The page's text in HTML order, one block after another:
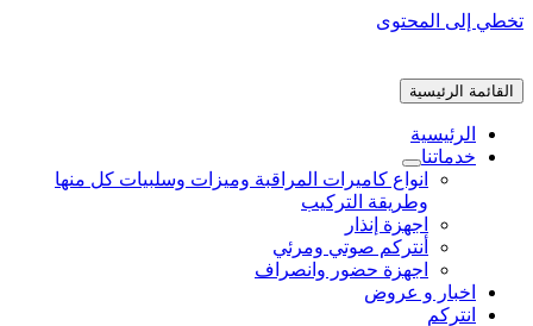
تخطي إلى المحتوى
القائمة الرئيسية
الرئيسية
خدماتنا
انواع كاميرات المراقبة وميزات وسلبيات كل منها
وطريقة التركيب
اجهزة إنذار
أنتركم صوتي ومرئي
اجهزة حضور وانصراف
اخبار و عروض
انتركم